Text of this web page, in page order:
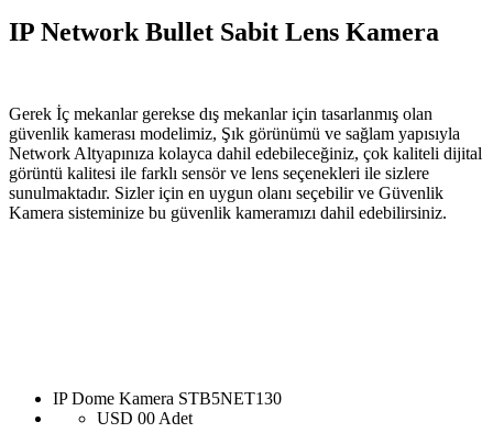
IP Network Bullet Sabit Lens Kamera
Gerek İç mekanlar gerekse dış mekanlar için tasarlanmış olan
güvenlik kamerası modelimiz, Şık görünümü ve sağlam yapısıyla
Network Altyapınıza kolayca dahil edebileceğiniz, çok kaliteli dijital
görüntü kalitesi ile farklı sensör ve lens seçenekleri ile sizlere
sunulmaktadır. Sizler için en uygun olanı seçebilir ve Güvenlik
Kamera sisteminize bu güvenlik kameramızı dahil edebilirsiniz.
IP Dome Kamera STB5NET130
USD 00 Adet